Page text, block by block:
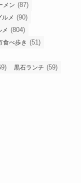
メン (87)
ルメ (90)
メ (804)
食べ歩き (51)
黒石ランチ (59)